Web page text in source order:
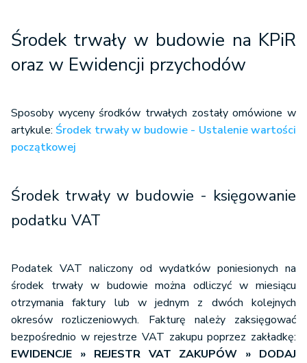
Środek trwały w budowie na KPiR
oraz w Ewidencji przychodów
Sposoby wyceny środków trwałych zostały omówione w
artykule: Środek trwały w budowie - Ustalenie wartości
początkowej
Środek trwały w budowie - księgowanie
podatku VAT
Podatek VAT naliczony od wydatków poniesionych na
środek trwały w budowie można odliczyć w miesiącu
otrzymania faktury lub w jednym z dwóch kolejnych
okresów rozliczeniowych. Fakturę należy zaksięgować
bezpośrednio w rejestrze VAT zakupu poprzez zakładkę:
EWIDENCJE » REJESTR VAT ZAKUPÓW » DODAJ